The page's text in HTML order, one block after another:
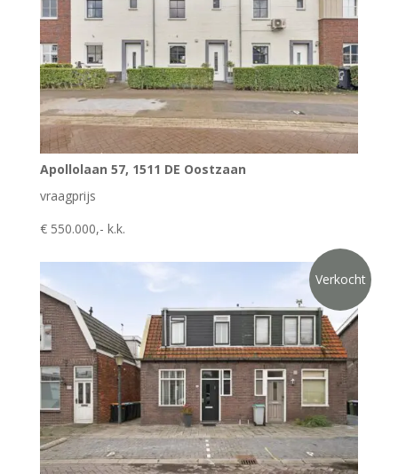
Apollolaan 57, 1511 DE Oostzaan
vraagprijs
€ 550.000,- k.k.
Verkocht